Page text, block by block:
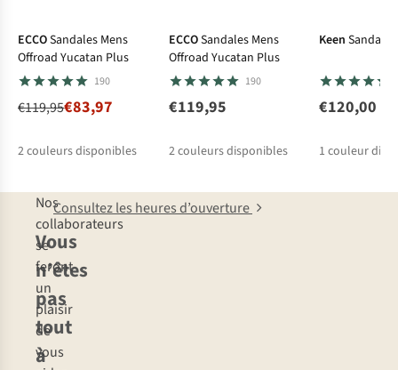
ECCOSandales Mens
Offroad Yucatan Plus
190
€119,95€83,97
2couleurs disponibles
ECCOSandales Mens
Offroad Yucatan Plus
190
€119,95
2couleurs disponibles
Keen
€120,00
1 couleur
Vous
n’êtes
pas
tout
à
Nos
collaborateurs
se
feront
un
plaisir
de
vous
Consultez les heures d’ouverture